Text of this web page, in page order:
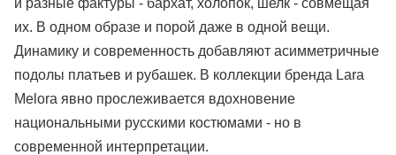
и разные фактуры - бархат, холопок, шелк - совмещая
их. В одном образе и порой даже в одной вещи.
Динамику и современность добавляют асимметричные
подолы платьев и рубашек. В коллекции бренда Lara
Melora явно прослеживается вдохновение
национальными русскими костюмами - но в
современной интерпретации.